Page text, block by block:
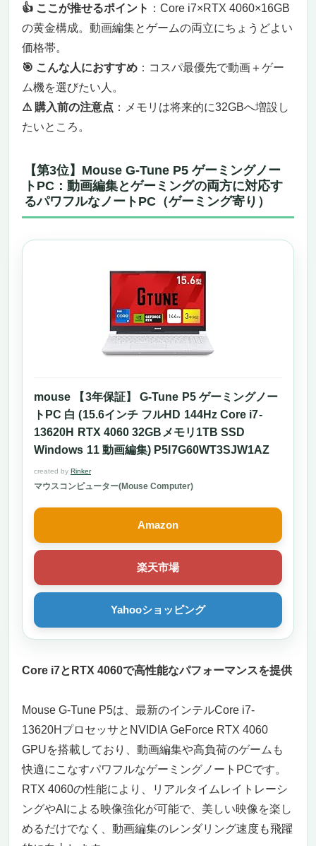
👍 ここが推せるポイント ：Core i7×RTX 4060×16GB
の黄金構成。動画編集とゲームの両立にちょうどよい
価格帯。
🎯 こんな人におすすめ ：コスパ最優先で動画＋ゲー
ム機を選びたい人。
⚠ 購入前の注意点 ：メモリは将来的に32GBへ増設し
たいところ。
【第3位】Mouse G-Tune P5 ゲーミングノー
トPC：動画編集とゲーミングの両方に対応す
るパワフルなノートPC（ゲーミング寄り）
mouse 【3年保証】 G-Tune P5 ゲーミングノー
トPC 白 (15.6インチ フルHD 144Hz Core i7-
13620H RTX 4060 32GBメモリ1TB SSD
Windows 11 動画編集) P5I7G60WT3SJW1AZ
created by Rinker
マウスコンピューター(Mouse Computer)
Amazon
楽天市場
Yahooショッピング
Core i7とRTX 4060で高性能なパフォーマンスを提供
Mouse G-Tune P5は、最新のインテルCore i7-
13620HプロセッサとNVIDIA GeForce RTX 4060
GPUを搭載しており、動画編集や高負荷のゲームも
快適にこなすパワフルなゲーミングノートPCです。
RTX 4060の性能により、リアルタイムレイトレーシ
ングやAIによる映像強化が可能で、美しい映像を楽し
めるだけでなく、動画編集のレンダリング速度も飛躍